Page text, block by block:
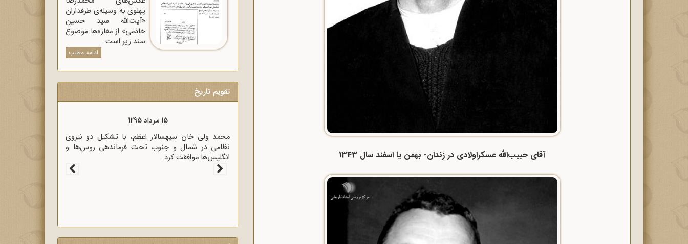
آقای حبیب‌الله عسکراولادی در زندان- بهمن یا اسفند سال 1343
پهلوی به وسیله‌ی طرفداران
«آیت‌الله سید حسین
خادمی» از مغازه‌ها موضوع
سند زیر است.
ادامه مطلب
تقویم تاریخ
15 مرداد 1320
وزیر خارجه انگلیس آنتونی ایدن حضور متخصصان
آلمانی در ایران را خطر بزرگی برای لندن دانست.